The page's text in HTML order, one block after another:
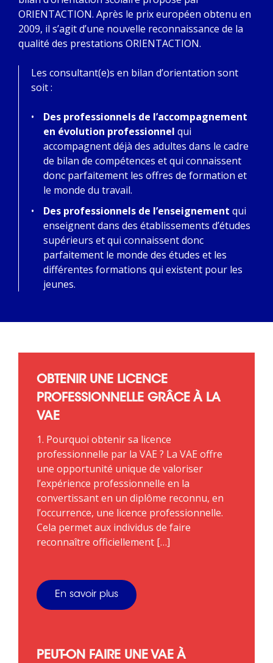
ORIENTACTION. Après le prix européen obtenu en
2009, il s’agit d’une nouvelle reconnaissance de la
qualité des prestations ORIENTACTION.
Les consultant(e)s en bilan d’orientation sont
soit :
Des professionnels de l’accompagnement
en évolution professionnel qui
accompagnent déjà des adultes dans le cadre
de bilan de compétences et qui connaissent
donc parfaitement les offres de formation et
le monde du travail.
Des professionnels de l’enseignement qui
enseignent dans des établissements d’études
supérieurs et qui connaissent donc
parfaitement le monde des études et les
différentes formations qui existent pour les
jeunes.
OBTENIR UNE LICENCE
PROFESSIONNELLE GRÂCE À LA
VAE
1. Pourquoi obtenir sa licence
professionnelle par la VAE ? La VAE offre
une opportunité unique de valoriser
l’expérience professionnelle en la
convertissant en un diplôme reconnu, en
l’occurrence, une licence professionnelle.
Cela permet aux individus de faire
reconnaître officiellement […]
En savoir plus
PEUT-ON FAIRE UNE VAE À